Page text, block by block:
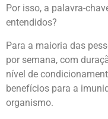
Por isso, a palavra-
entendidos?
Para a maioria das
por semana, com
nível de
benefícios para a
organismo.